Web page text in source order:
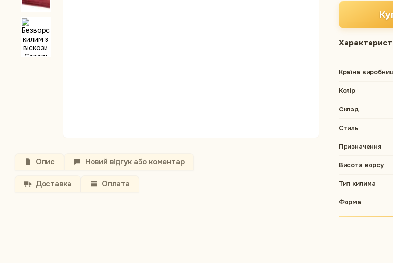
Опис Новий відгук або коментар
Доставка Оплата
Країна
Колір
Склад
Стиль
Призначення
Висота ворсу
Тип килима
Форма